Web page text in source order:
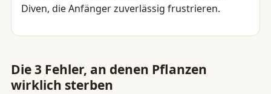
Diven, die Anfänger zuverlässig frustrieren.
Die 3 Fehler, an denen Pflanzen
wirklich sterben